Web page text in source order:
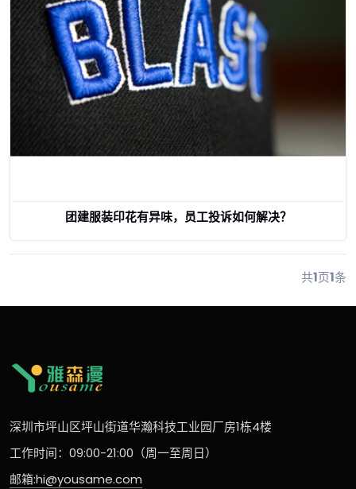
团建服装印花有异味，员工投诉如何解决？
共1页1条
深圳市坪山区坪山街道华瀚科技工业园厂房1栋4楼
工作时间：09:00-21:00（周一至周日）
邮箱:hi@yousame.com